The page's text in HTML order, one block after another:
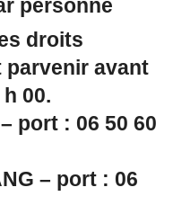
personne
droits
parvenir avant
00.
port : 06 50 60
– port : 06